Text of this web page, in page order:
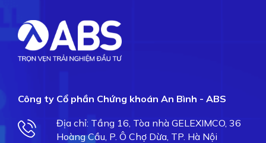
Công ty Cổ phần Chứng khoán An Bình - ABS
Địa chỉ: Tầng 16, Tòa nhà GELEXIMCO, 36
Hoàng Cầu, P. Ô Chợ Dừa, TP. Hà Nội